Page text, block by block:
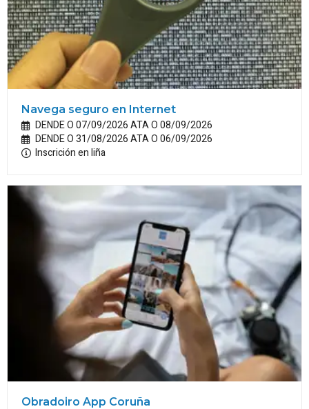
Navega seguro en Internet
DENDE O 07/09/2026 ATA O 08/09/2026
DENDE O 31/08/2026 ATA O 06/09/2026
Inscrición en liña
Obradoiro App Coruña